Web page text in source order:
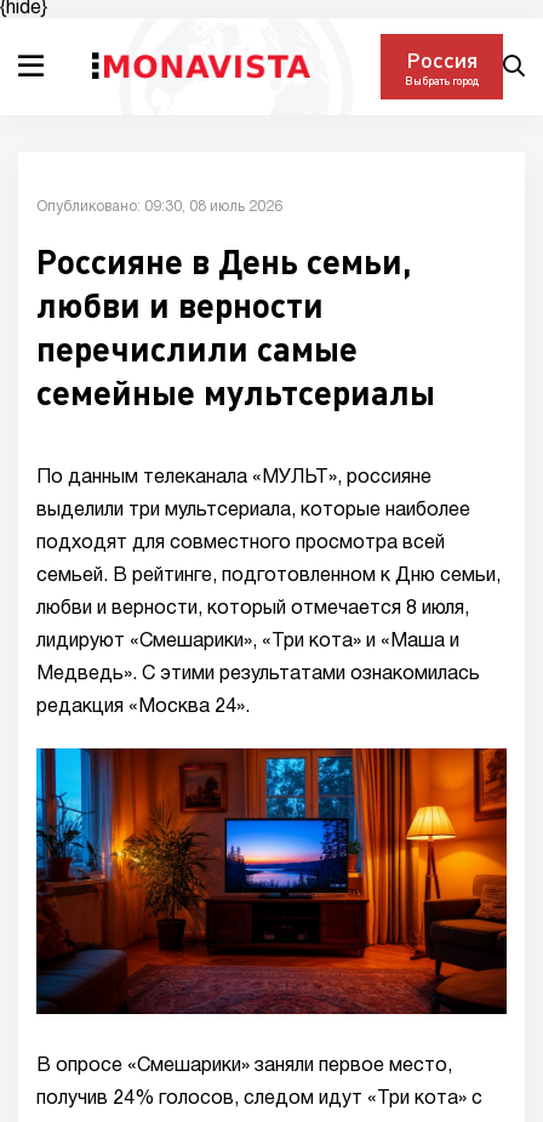
{hide}
Россия
Выбрать город
Опубликовано: 09:30, 08 июль 2026
Россияне в День семьи,
любви и верности
перечислили самые
семейные мультсериалы
По данным телеканала «МУЛЬТ», россияне
выделили три мультсериала, которые наиболее
подходят для совместного просмотра всей
семьей. В рейтинге, подготовленном к Дню семьи,
любви и верности, который отмечается 8 июля,
лидируют «Смешарики», «Три кота» и «Маша и
Медведь». С этими результатами ознакомилась
редакция «Москва 24».
В опросе «Смешарики» заняли первое место,
получив 24% голосов, следом идут «Три кота» с